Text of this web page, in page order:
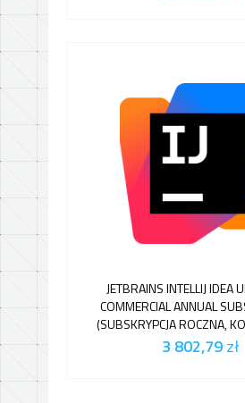
JETBRAINS INTELLIJ IDEA
COMMERCIAL ANNUAL
(SUBSKRYPCJA ROCZNA,
3 802,79zł